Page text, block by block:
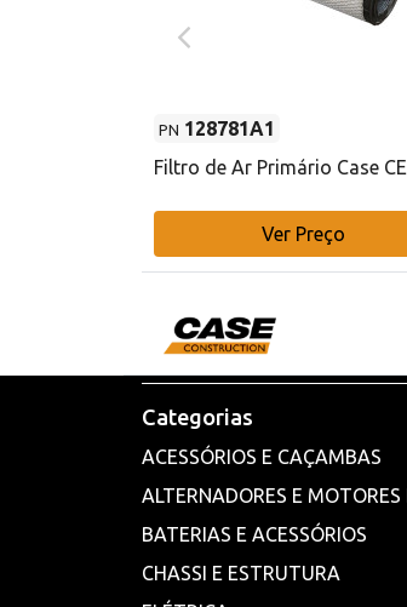
PN 128781A1
Filtro de Ar Primário Case CE
Ver Preço
Categorias
ACESSÓRIOS E CAÇAMBAS
ALTERNADORES E MOTORES
BATERIAS E ACESSÓRIOS
CHASSI E ESTRUTURA